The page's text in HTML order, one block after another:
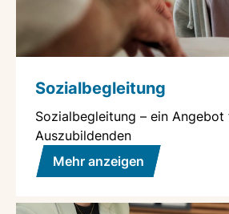
Sozialbegleitung
Sozialbegleitung – ein Angebot
Auszubildenden
Mehr anzeigen